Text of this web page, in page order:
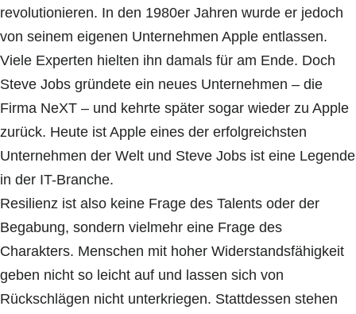
revolutionieren. In den 1980er Jahren wurde er jedoch
von seinem eigenen Unternehmen Apple entlassen.
Viele Experten hielten ihn damals für am Ende. Doch
Steve Jobs gründete ein neues Unternehmen – die
Firma NeXT – und kehrte später sogar wieder zu Apple
zurück. Heute ist Apple eines der erfolgreichsten
Unternehmen der Welt und Steve Jobs ist eine Legende
in der IT-Branche.
Resilienz ist also keine Frage des Talents oder der
Begabung, sondern vielmehr eine Frage des
Charakters. Menschen mit hoher Widerstandsfähigkeit
geben nicht so leicht auf und lassen sich von
Rückschlägen nicht unterkriegen. Stattdessen stehen